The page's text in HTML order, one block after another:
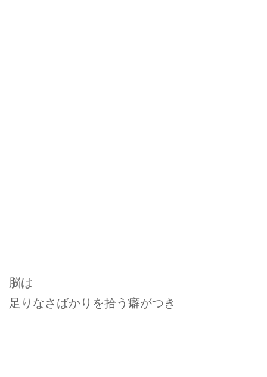
脳は
足りなさばかりを拾う癖がつき